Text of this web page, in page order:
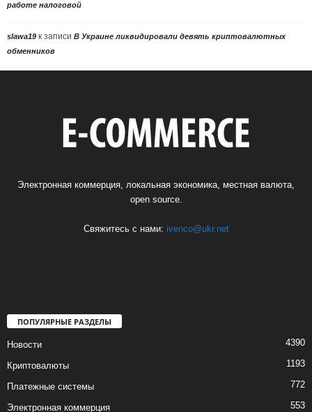
работе налоговой
slawa19 к записи В Украине ликвидировали девять криптовалютных
обменников
Электронная коммерция, локальная экономика, местная валюта,
open source.
Свяжитесь с нами: ivenco@ukr.net
ПОПУЛЯРНЫЕ РАЗДЕЛЫ
Новости 4390
Криптовалюты 1193
Платежные системы 772
Электронная коммерция 553